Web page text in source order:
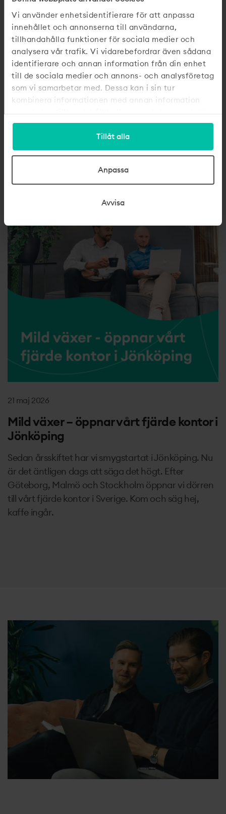
Vi använder enhetsidentifierare för att anpassa
innehållet och annonserna till användarna,
tillhandahålla funktioner för sociala medier och
analysera vår trafik. Vi vidarebefordrar även sådana
identifierare och annan information från din enhet
till de sociala medier och annons- och analysföretag
som vi samarbetar med. Dessa kan i sin tur
kombinera informationen med annan information
när du har använt deras tjänster.
Tillåt alla
Anpassa
Avvisa
18 juni 2026
Ska du pausa marknadsföringen i
sommar? Det hoppas dina
konkurrenter.
Sommaren kan vara ett av årets bästa tillfällen att
synas. Både för dig som jobbar B2C och för dig som
säljer till andra företag. Låt oss förklara varför.
21 maj 2026
Mild växer – öppnar vårt fjärde kontor i
Jönköping
Sedan årsskiftet har vi smygstartat i Jönköping. Nu
är det äntligen dags att säga det högt. Efter
Göteborg, Malmö och Stockholm öppnar vi dörren
till vårt fjärde kontor i Sverige. Kom och säg hej,
kaffe ingår.